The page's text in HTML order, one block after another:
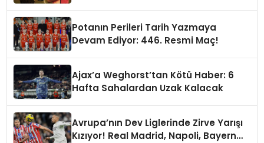
Potanın Perileri Tarih Yazmaya
Devam Ediyor: 446. Resmi Maç!
Ajax’a Weghorst’tan Kötü Haber: 6
Hafta Sahalardan Uzak Kalacak
Avrupa’nın Dev Liglerinde Zirve Yarışı
Kızıyor! Real Madrid, Napoli, Bayern